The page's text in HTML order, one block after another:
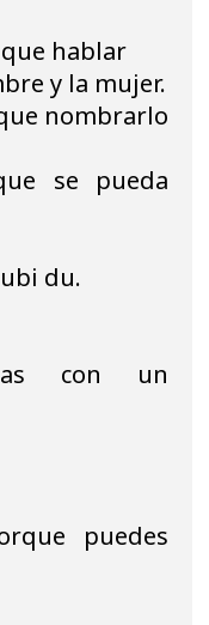
hablar
y la mujer.
nombrarlo
se pueda
du.
con un
puedes